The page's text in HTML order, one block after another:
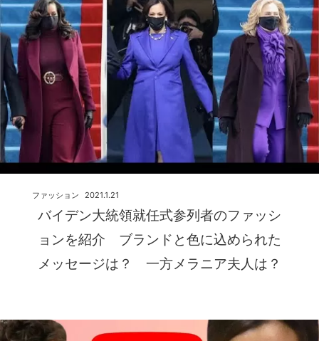
バイデン大統領就任式参列者のファッシ
ョンを紹介 ブランドと色に込められた
メッセージは？ 一方メラニア夫人は？
2021.1.21
ファッション